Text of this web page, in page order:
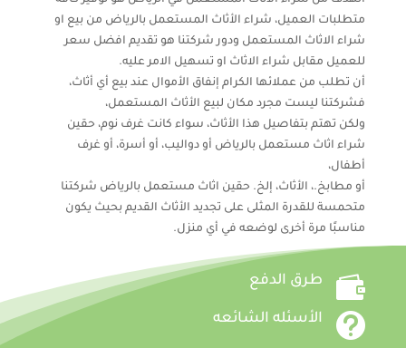
متطلبات العميل، شراء الأثاث المستعمل بالرياض من بيع او
شراء الاثاث المستعمل ودور شركتنا هو تقديم افضل سعر
للعميل مقابل شراء الاثاث او تسهيل الامر عليه.
أن تطلب من عملائها الكرام إنفاق الأموال عند بيع أي أثاث،
فشركتنا ليست مجرد مكان لبيع الأثاث المستعمل،
ولكن تهتم بتفاصيل هذا الأثاث، سواء كانت غرف نوم، حقين
شراء اثاث مستعمل بالرياض أو دواليب، أو أسرة، أو غرف
أطفال،
أو مطابخ.، الأثاث، إلخ. حقين اثاث مستعمل بالرياض شركتنا
متحمسة للقدرة المثلى على تجديد الأثاث القديم بحيث يكون
مناسبًا مرة أخرى لوضعه في أي منزل.
 طرق الدفع
 الأسئله الشائعه